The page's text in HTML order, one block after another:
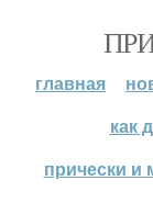
главная
как
прически и